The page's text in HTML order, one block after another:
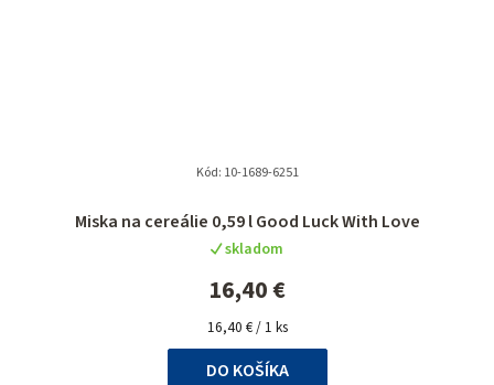
Miska na cereálie 0,59 l Good Luck With Love
skladom
16,40 €
Jednotková
cena:
16,40 € / 1 ks
DO KOŠÍKA
Kód: 10-1689-6251